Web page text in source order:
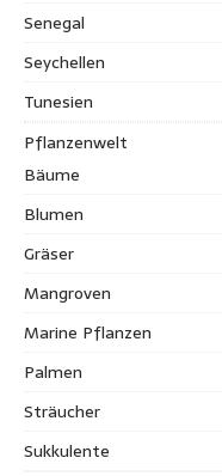
Senegal
Seychellen
Tunesien
Pflanzenwelt
Bäume
Blumen
Gräser
Mangroven
Marine Pflanzen
Palmen
Sträucher
Sukkulente